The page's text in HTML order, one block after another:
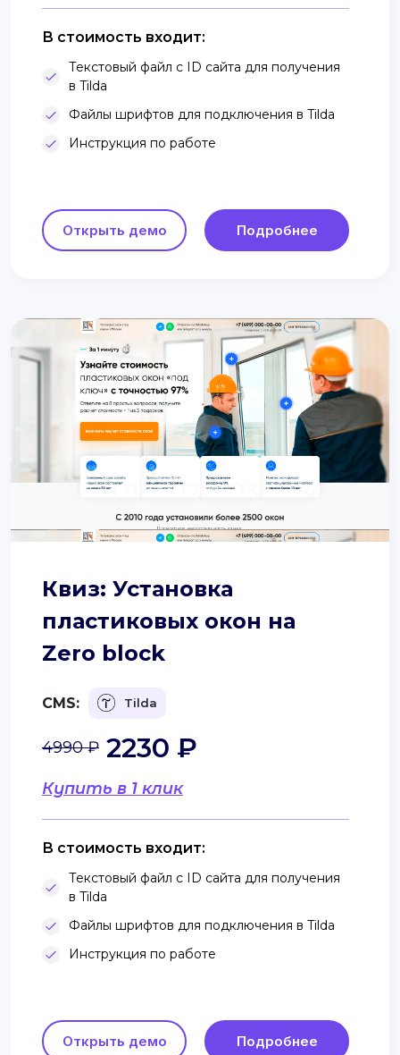
В стоимость входит:
Текстовый файл с ID сайта для получения
в Tilda
Файлы шрифтов для подключения в Tilda
Инструкция по работе
Открыть демо Подробнее
Квиз: Установка
пластиковых окон на
Zero block
CMS: Tilda
Купить в 1 клик
4990 ₽ 2230 ₽
В стоимость входит:
Текстовый файл с ID сайта для получения
в Tilda
Файлы шрифтов для подключения в Tilda
Инструкция по работе
Открыть демо Подробнее